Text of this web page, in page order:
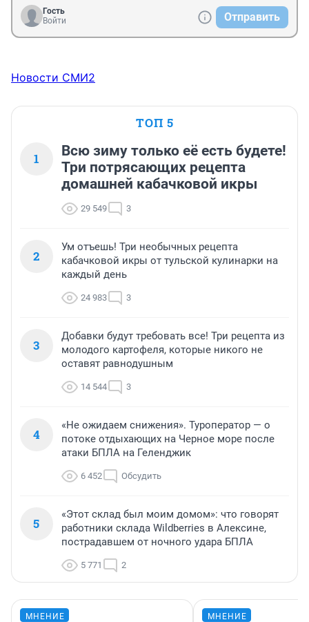
Гость
Войти
Отправить
Новости СМИ2
ТОП 5
1
Всю зиму только её есть будете!
Три потрясающих рецепта
домашней кабачковой икры
29 549 3
2
Ум отъешь! Три необычных рецепта
кабачковой икры от тульской кулинарки на
каждый день
24 983 3
3
Добавки будут требовать все! Три рецепта из
молодого картофеля, которые никого не
оставят равнодушным
14 544 3
4
«Не ожидаем снижения». Туроператор — о
потоке отдыхающих на Черное море после
атаки БПЛА на Геленджик
6 452 Обсудить
5
«Этот склад был моим домом»: что говорят
работники склада Wildberries в Алексине,
пострадавшем от ночного удара БПЛА
5 771 2
МНЕНИЕ МНЕНИЕ